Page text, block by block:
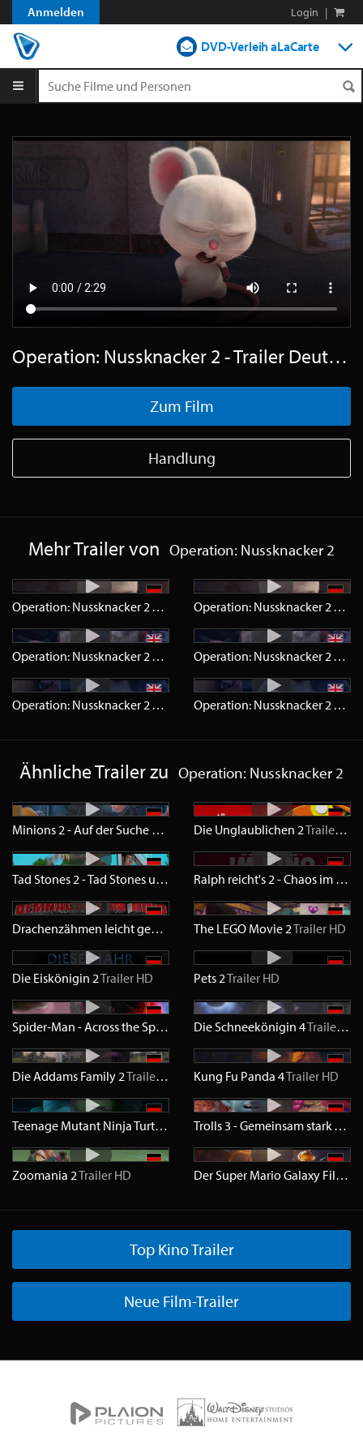
Anmelden Login |
DVD-Verleih aLaCarte
Shop
Blog
Operation: Nussknacker 2 - Trailer Deutsch HD
Zum Film
Handlung
Mehr Trailer von Operation: Nussknacker 2
Operation: Nussknacker 2
Trailer HD Operation: Nussknacker 2
Operation: Nussknacker 2
Trailer HD Operation: Nussknacker 2
Operation: Nussknacker 2
Teaser HD Operation: Nussknacker 2
Ähnliche Trailer zu Operation: Nussknacker 2
Minions 2 - Auf der Suche nach dem Mini-Boss Trailer HD
Die Unglaublichen 2Trailer HD
Tad Stones 2 - Tad Stones und das Geheimnis von Köng Midas Ralph reicht's 2 - Chaos im Netz
Drachenzähmen leicht gemacht 3 TrailerHD
The LEGO Movie 2Trailer HD
Die Eiskönigin 2Trailer HD Pets 2Trailer HD
Spider-Man - Across the Spider-Verse TrailerHD
Die Schneekönigin 4Trailer HD
Die Addams Family 2Trailer HD Kung Fu Panda 4Trailer HD
Teenage Mutant Ninja Turtles - Mutant Mayhem Trailer HD Trolls 3 - Gemeinsam stark
Zoomania 2Trailer HD Der Super Mario Galaxy Film
Top Kino Trailer
Neue Film-Trailer